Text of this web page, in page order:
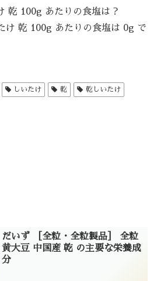
乾 100g あたりの食塩は？
け 乾 100g あたりの食塩は 0g で
しいたけ 乾 乾しいたけ
だいず ［全粒・全粒製品］ 全粒
黄大豆 中国産 乾 の主要な栄養成
分